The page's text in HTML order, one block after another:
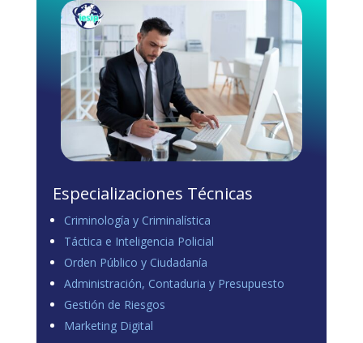
Especializaciones Técnicas
Criminología y Criminalística
Táctica e Inteligencia Policial
Orden Público y Ciudadanía
Administración, Contaduria y Presupuesto
Gestión de Riesgos
Marketing Digital